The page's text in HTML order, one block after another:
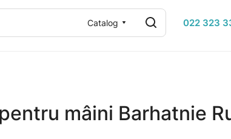
Catalog 022 323
mâini Barhatnie